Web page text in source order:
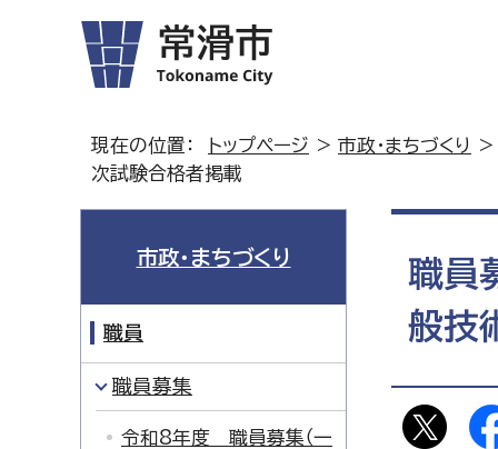
現在の位置： トップページ > 市政・まちづくり >
次試験合格者掲載
職員
般技
市政・まちづくり
職員
職員募集
令和8年度 職員募集（一